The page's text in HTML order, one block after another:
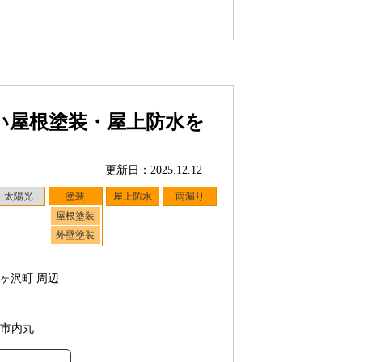
根塗装・屋上防水を
更新日：2025.12.12
太陽光
塗装
屋根塗装
外壁塗装
屋上防水 雨漏り
沢町 周辺
内丸